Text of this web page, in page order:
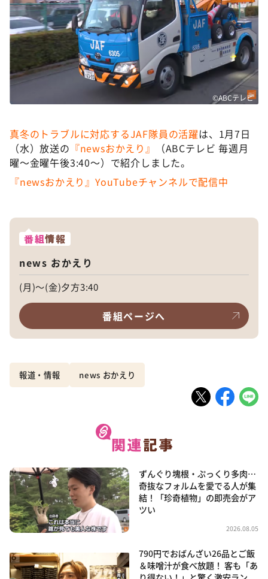
©ABCテレビ
真冬のトラブルに対応するJAF隊員の活躍は、1月7日
（水）放送の 『newsおかえり』
（ABCテレビ 毎週月
曜〜金曜午後3:40〜）で紹介しました。
『newsおかえり』YouTubeチャンネルで配信中
番組情報
news おかえり
(月)～(金)夕方3:40
番組ページへ
報道・情報 news おかえり
ずんぐり塊根・ぷっくり多肉…
奇抜なフォルムを愛でる人が集
結！「珍奇植物」の即売会がア
ツい
2026.08.05
790円でおばんざい26品とご飯
＆味噌汁が食べ放題！ 客も「あ